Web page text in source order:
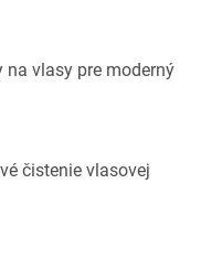
na vlasy pre moderný
čistenie vlasovej